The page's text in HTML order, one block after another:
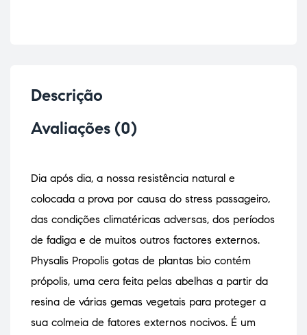
Descrição
Avaliações (0)
Dia após dia, a nossa resistência natural e
colocada a prova por causa do stress passageiro,
das condições climatéricas adversas, dos períodos
de fadiga e de muitos outros factores externos.
Physalis Propolis gotas de plantas bio contém
própolis, uma cera feita pelas abelhas a partir da
resina de várias gemas vegetais para proteger a
sua colmeia de fatores externos nocivos. É um